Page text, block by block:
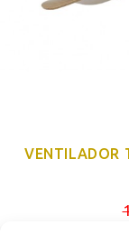
VENTILADOR